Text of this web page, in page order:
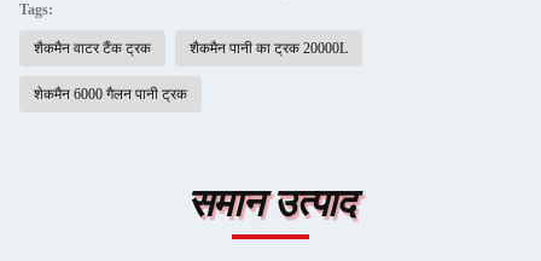
Tags:
शैकमैन वाटर टैंक ट्रक शैकमैन पानी का ट्रक 20000L
शेकमैन 6000 गैलन पानी ट्रक
समान उत्पाद